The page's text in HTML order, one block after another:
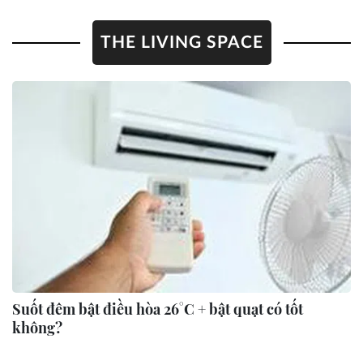
THE LIVING SPACE
Suốt đêm bật điều hòa 26°C + bật quạt có tốt
không?